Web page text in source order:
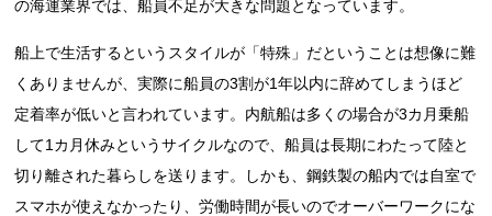
の海運業界では、船員不足が大きな問題となっています。
船上で生活するというスタイルが「特殊」だということは想像に難
くありませんが、実際に船員の3割が1年以内に辞めてしまうほど
定着率が低いと言われています。内航船は多くの場合が3カ月乗船
して1カ月休みというサイクルなので、船員は長期にわたって陸と
切り離された暮らしを送ります。しかも、鋼鉄製の船内では自室で
スマホが使えなかったり、労働時間が長いのでオーバーワークにな